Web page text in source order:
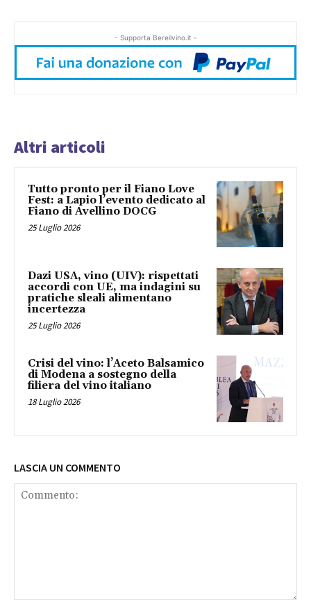
- Supporta Bereilvino.it -
Altri articoli
Tutto pronto per il Fiano Love
Fest: a Lapio l’evento dedicato al
Fiano di Avellino DOCG
25 Luglio 2026
Dazi USA, vino (UIV): rispettati
accordi con UE, ma indagini su
pratiche sleali alimentano
incertezza
25 Luglio 2026
Crisi del vino: l’Aceto Balsamico
di Modena a sostegno della
filiera del vino italiano
18 Luglio 2026
LASCIA UN COMMENTO